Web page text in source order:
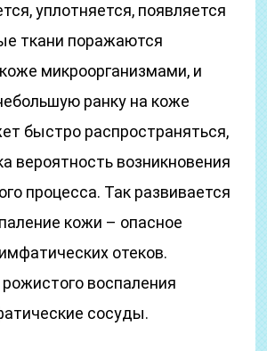
уплотняется, появляется
ткани поражаются
микроорганизмами, и
ранку на коже
быстро распространяться,
вероятность возникновения
процесса. Так развивается
кожи – опасное
отеков.
воспаления
сосуды.